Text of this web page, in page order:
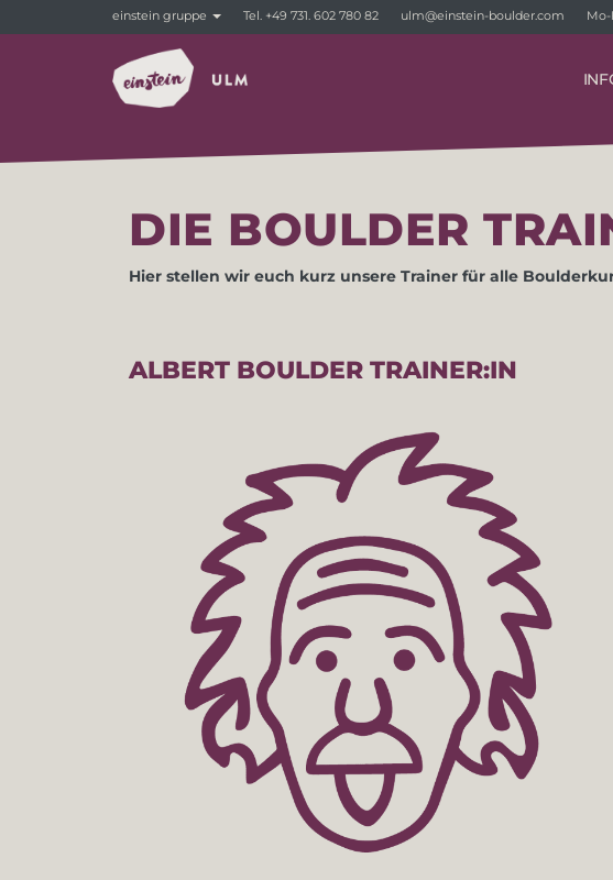
einstein gruppe Tel. +49 731. 602 780 82 ulm@einstein-boulder.com Mo-
DIE BOULDER
Hier stellen wir euch kurz unsere Trainer für alle
ALBERT BOULDER TRAINER:IN